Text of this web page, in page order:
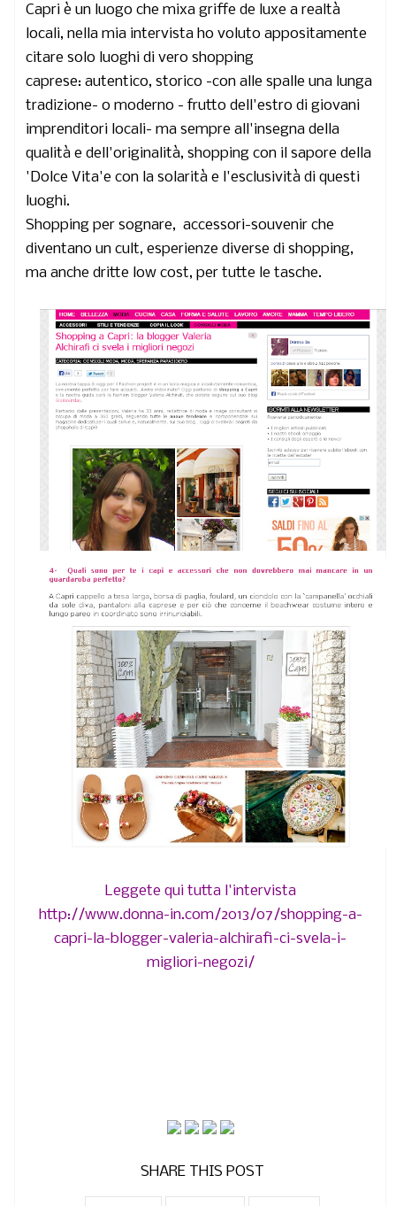
Capri è un luogo che mixa griffe de luxe a realtà
locali, nella mia intervista ho voluto appositamente
citare solo luoghi di vero shopping
caprese: autentico, storico -con alle spalle una lunga
tradizione- o moderno - frutto dell'estro di giovani
imprenditori locali- ma sempre all'insegna della
qualità e dell'originalità, shopping con il sapore della
'Dolce Vita'e con la solarità e l'esclusività di questi
luoghi.
Shopping per sognare, accessori-souvenir che
diventano un cult, esperienze diverse di shopping,
ma anche dritte low cost, per tutte le tasche.
Leggete qui tutta l'intervista
http://www.donna-in.com/2013/07/shopping-a-
capri-la-blogger-valeria-alchirafi-ci-svela-i-
migliori-negozi/
SHARE THIS POST